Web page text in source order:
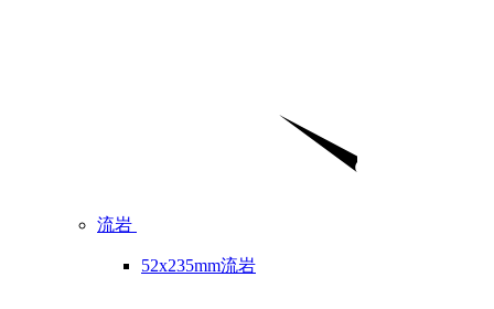
流岩
52x235mm流岩